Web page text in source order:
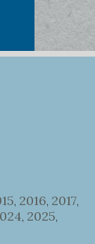
, 2016, 2017,
, 2025,